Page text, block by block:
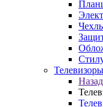
Назад